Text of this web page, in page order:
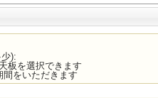
):
板を選択できます
をいただきます